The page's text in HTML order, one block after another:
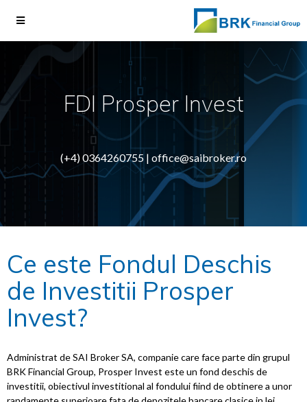
FDI Prosper Invest
(+4) 0364260755 | office@saibroker.ro
Ce este Fondul Deschis
de Investitii Prosper
Invest?
Administrat de SAI Broker SA, companie care face parte din grupul
BRK Financial Group, Prosper Invest este un fond deschis de
investitii, obiectivul investitional al fondului fiind de obtinere a unor